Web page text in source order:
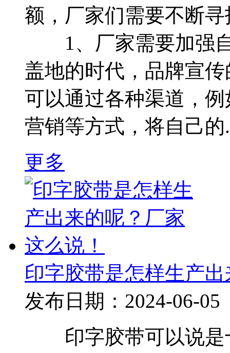
额，厂家们需要不断
1、厂家需要加强自
盖地的时代，品牌
可以通过各种渠道，
营销等方式，将自己的
更多
印字胶带是怎样生产
发布日期：2024-06-05
印字胶带可以说是